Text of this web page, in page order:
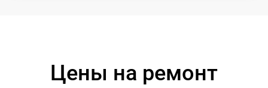
Цены на ремонт